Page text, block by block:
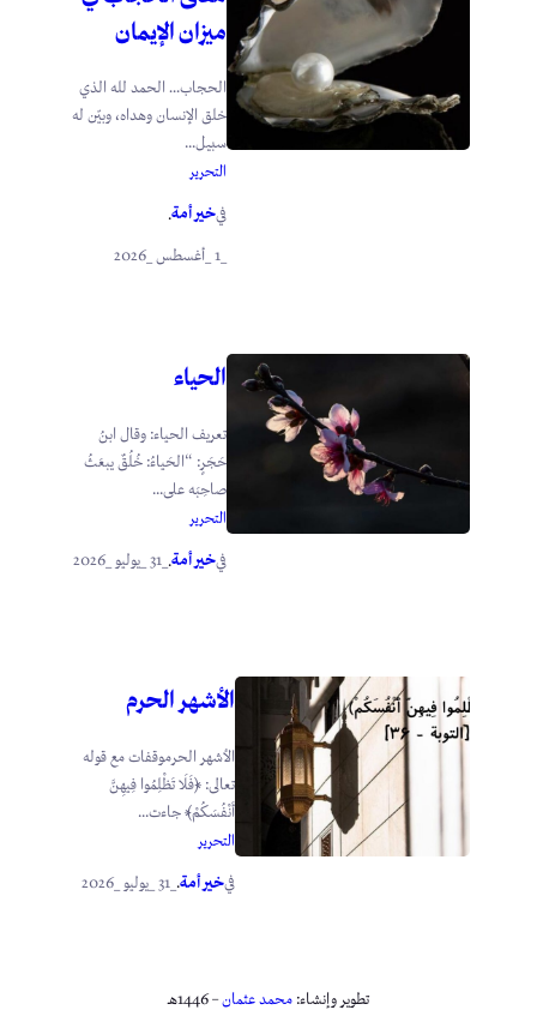
ميزان الإيمان
الحجاب… الحمد لله الذي
خلق الإنسان وهداه، وبيّن له
سبيل...
التحرير
فيخير أمة.
_1 _أغسطس _2026
الحياء
تعريف الحياء: وقال ابنُ
حَجَرٍ: “الحَياءُ: خُلُقٌ يبعَثُ
صاحِبَه على...
التحرير
فيخير أمة.
الأشهر الحرم
الأشهر الحرموقفات مع قوله
تعالى: ﴿فَلَا تَظْلِمُوا فِيهِنَّ
أَنْفُسَكُمْ﴾ جاءت...
التحرير
فيخير أمة. _31 _يوليو _2026
تطوير وإنشاء: محمد عثمان– 1446هـ